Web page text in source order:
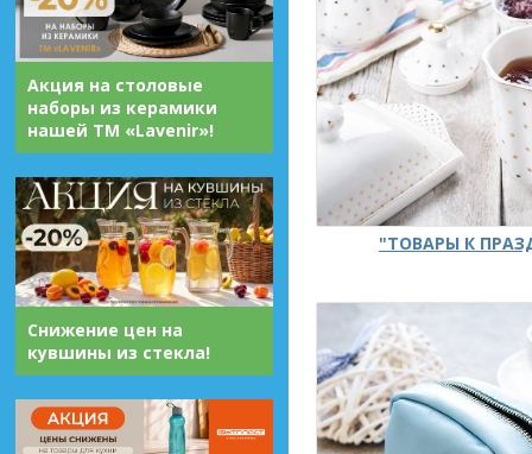
Акция на столовые
наборы из керамики
нашей ТМ «Lavenir»!
Снижение цен на
кувшины из стекла!
"ТОВАРЫ К